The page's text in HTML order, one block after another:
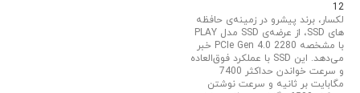
12
لکسار، برند پیشرو در زمینه‌ی حافظه
های SSD، از عرضه‌ی SSD مدل PLAY
با مشخصه 2280 PCIe Gen 4.0 خبر
می‌دهد. این SSD با عملکرد فوق‌العاده
و سرعت خواندن حداکثر 7400
مگابایت بر ثانیه و سرعت نوشتن